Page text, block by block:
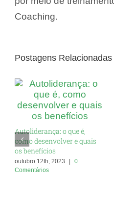
Coaching.
Postagens Relacionadas
Autoliderança: o que é,
como desenvolver e quais
os benefícios
outubro 12th, 2023 |
0
Comentários